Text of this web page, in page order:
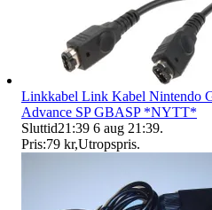
Linkkabel Link Kabel Nintendo
Advance SP GBASP *NYTT*
Sluttid21:39 6 aug 21:39.
Pris:79 kr,Utropspris.